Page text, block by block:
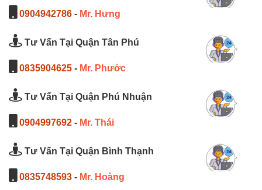
0904942786 - Mr. Hưng
Tư Vấn Tại Quận Tân Phú
0835904625 - Mr. Phước
Tư Vấn Tại Quận Phú Nhuận
0904997692 - Mr. Thái
Tư Vấn Tại Quận Bình Thạnh
0835748593 - Mr. Hoàng